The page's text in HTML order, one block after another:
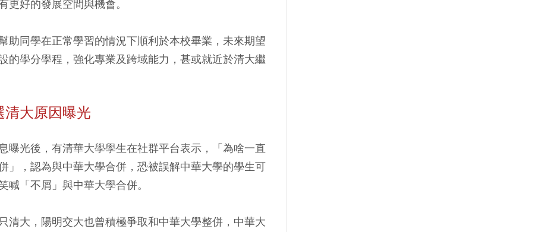
好的發展空間與機會。
助同學在正常學習的情況下順利於本校畢業，未來期望
的學分學程，強化專業及跨域能力，甚或就近於清大繼
清大原因曝光
曝光後，有清華大學學生在社群平台表示，「為啥一直
」，認為與中華大學合併，恐被誤解中華大學的學生可
「不屑」與中華大學合併。
清大，陽明交大也曾積極爭取和中華大學整併，中華大